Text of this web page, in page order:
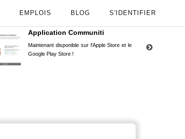
EMPLOIS BLOG S'IDENTIFIER
Application Communiti
Maintenant disponible sur l'Apple Store et le
Google Play Store !